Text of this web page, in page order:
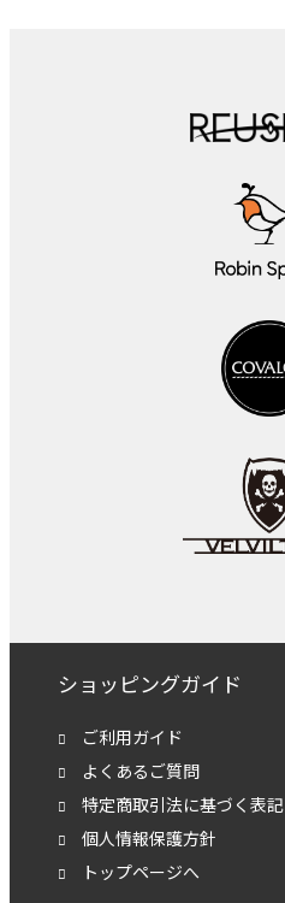
ショッピングガイド
ご利用ガイド
よくあるご質問
特定商取引法に基づく表記
個人情報保護方針
トップページへ